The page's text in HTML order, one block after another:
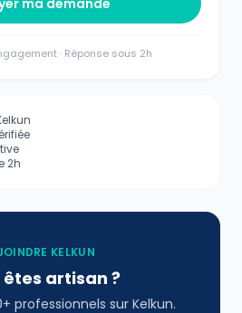
· Réponse sous 2h
2h
KELKUN
êtes artisan ?
professionnels sur Kelkun.